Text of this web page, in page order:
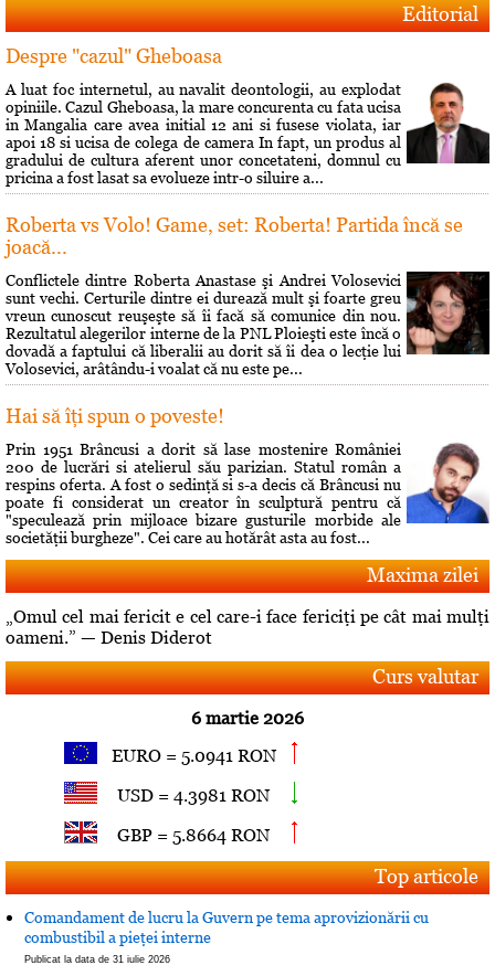
Editorial
Despre "cazul" Gheboasa
A luat foc internetul, au navalit deontologii, au explodat
opiniile. Cazul Gheboasa, la mare concurenta cu fata ucisa
in Mangalia care avea initial 12 ani si fusese violata, iar
apoi 18 si ucisa de colega de camera In fapt, un produs al
gradului de cultura aferent unor concetateni, domnul cu
pricina a fost lasat sa evolueze intr-o siluire a...
Roberta vs Volo! Game, set: Roberta! Partida încă se
joacă...
Conflictele dintre Roberta Anastase şi Andrei Volosevici
sunt vechi. Certurile dintre ei durează mult şi foarte greu
vreun cunoscut reuşeşte să îi facă să comunice din nou.
Rezultatul alegerilor interne de la PNL Ploieşti este încă o
dovadă a faptului că liberalii au dorit să îi dea o lecţie lui
Volosevici, arâtându-i voalat că nu este pe...
Hai să îţi spun o poveste!
Prin 1951 Brâncusi a dorit să lase mostenire României
200 de lucrări si atelierul său parizian. Statul român a
respins oferta. A fost o sedinţă si s-a decis că Brâncusi nu
poate fi considerat un creator în sculptură pentru că
"speculează prin mijloace bizare gusturile morbide ale
societăţii burgheze". Cei care au hotărât asta au fost...
Maxima zilei
„Omul cel mai fericit e cel care-i face fericiţi pe cât mai mulţi
oameni.” — Denis Diderot
Curs valutar
6 martie 2026
EURO = 5.0941 RON
USD = 4.3981 RON
GBP = 5.8664 RON
Top articole
Comandament de lucru la Guvern pe tema aprovizionării cu
combustibil a pieţei interne
Publicat la data de 31 iulie 2026